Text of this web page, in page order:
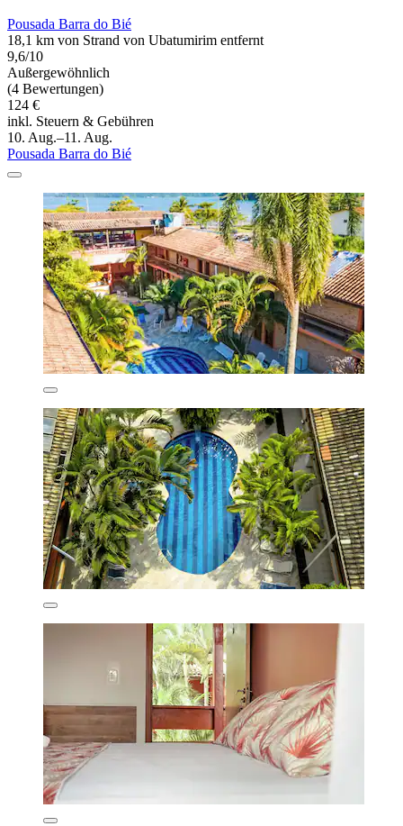
Pousada Barra do Bié
18,1 km von Strand von Ubatumirim entfernt
9,6/10
Außergewöhnlich
(4 Bewertungen)
124 €
inkl. Steuern & Gebühren
10. Aug.–11. Aug.
Pousada Barra do Bié